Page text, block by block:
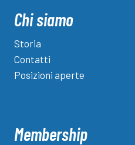
la
articoli
Chi siamo
Storia
Contatti
Posizioni aperte
Membership